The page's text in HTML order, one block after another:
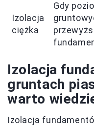
Izolacja
ciężka
Gdy
Izolacja
gruntach
warto
Izolacja